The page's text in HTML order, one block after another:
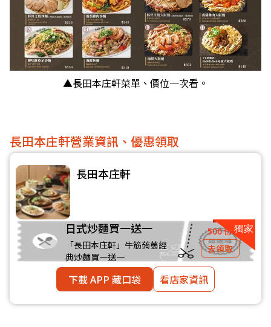
▲長田本庄軒菜單、價位一次看。
長田本庄軒營業資訊、優惠領取
長田本庄軒
日式炒麵買一送一
「長田本庄軒」牛筋蒟蒻經
典炒麵買一送一
500 份
去領取
下載 APP 藏口袋 看店家資訊